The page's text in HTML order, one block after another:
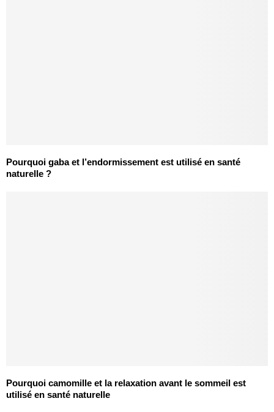
Pourquoi gaba et l’endormissement est utilisé en santé
naturelle ?
Pourquoi camomille et la relaxation avant le sommeil est
utilisé en santé naturelle